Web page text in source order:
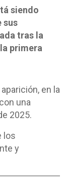
siendo
sus
tras la
primera
en la
una
2025.
los
y